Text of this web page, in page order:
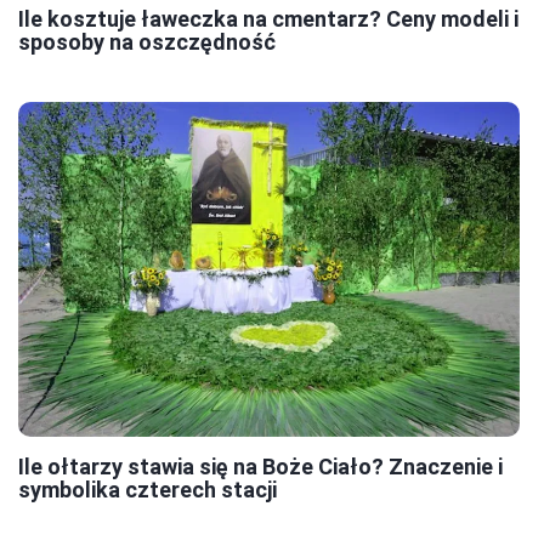
Ile kosztuje ławeczka na cmentarz? Ceny modeli i
sposoby na oszczędność
Ile ołtarzy stawia się na Boże Ciało? Znaczenie i
symbolika czterech stacji